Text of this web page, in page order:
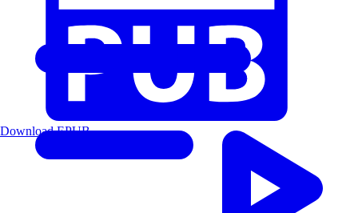
Download EPUB